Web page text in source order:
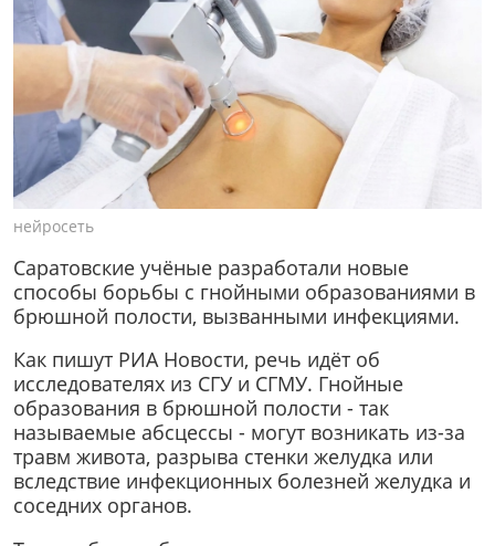
нейросеть
Саратовские учёные разработали новые
способы борьбы с гнойными образованиями в
брюшной полости, вызванными инфекциями.
Как пишут РИА Новости, речь идёт об
исследователях из СГУ и СГМУ. Гнойные
образования в брюшной полости - так
называемые абсцессы - могут возникать из-за
травм живота, разрыва стенки желудка или
вследствие инфекционных болезней желудка и
соседних органов.